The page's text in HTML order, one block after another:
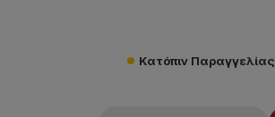
Κατόπιν Παραγγελίας